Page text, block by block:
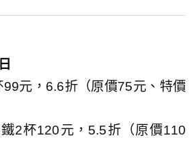
99元，6.6折（原價75元、特價
鐵2杯120元，5.5折（原價110